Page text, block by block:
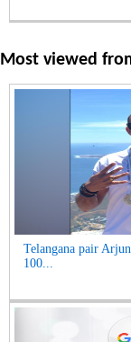
Most viewed
Telangana pair
100...